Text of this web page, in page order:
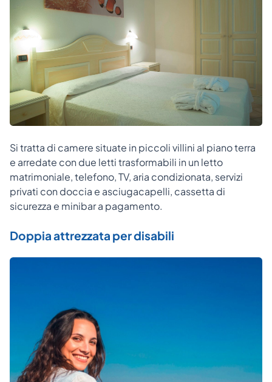
Si tratta di camere situate in piccoli villini al piano terra
e arredate con due letti trasformabili in un letto
matrimoniale, telefono, TV, aria condizionata, servizi
privati con doccia e asciugacapelli, cassetta di
sicurezza e minibar a pagamento.
Doppia attrezzata per disabili